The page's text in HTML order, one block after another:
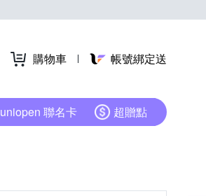
購物車 帳號綁定送
uniopen 聯名卡 超贈點